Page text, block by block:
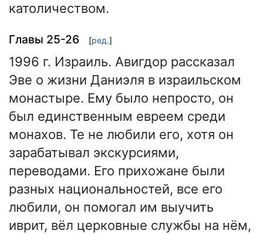
католичеством.
Главы 25-26 [ред.]
1996 г. Израиль. Авигдор рассказал
Эве о жизни Даниэля в израильском
монастыре. Ему было непросто, он
был единственным евреем среди
монахов. Те не любили его, хотя он
зарабатывал экскурсиями,
переводами. Его прихожане были
разных национальностей, все его
любили, он помогал им выучить
иврит, вёл церковные службы на нём,